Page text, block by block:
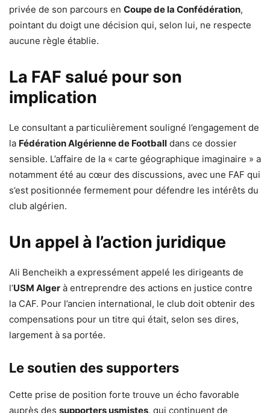
privée de son parcours en Coupe de la Confédération,
pointant du doigt une décision qui, selon lui, ne respecte
aucune règle établie.
La FAF salué pour son
implication
Le consultant a particulièrement souligné l’engagement de
la Fédération Algérienne de Football dans ce dossier
sensible. L’affaire de la « carte géographique imaginaire » a
notamment été au cœur des discussions, avec une FAF qui
s’est positionnée fermement pour défendre les intérêts du
club algérien.
Un appel à l’action juridique
Ali Bencheikh a expressément appelé les dirigeants de
l’USM Alger à entreprendre des actions en justice contre
la CAF. Pour l’ancien international, le club doit obtenir des
compensations pour un titre qui était, selon ses dires,
largement à sa portée.
Le soutien des supporters
Cette prise de position forte trouve un écho favorable
auprès des supporters usmistes, qui continuent de